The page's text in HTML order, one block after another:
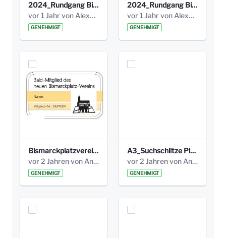
2024_Rundgang Bismarckplatzverein 1.jpeg
vor 1 Jahr von Alexander Orlowski
GENEHMIGT
2024_Rundgang Bismarckplatzverein 2.jpeg
vor 1 Jahr von Alexander Orlowski
GENEHMIGT
Bismarckplatzverein.jpg
vor 2 Jahren von Anni Schlumberger
GENEHMIGT
A3_Suchschlitze Plakate.pdf
vor 2 Jahren von Anni Schlumberger
GENEHMIGT